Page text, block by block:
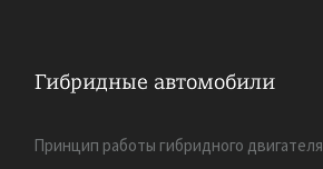
Принцип работы гибридного двигателя